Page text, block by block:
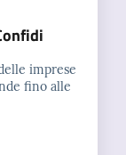
imprese
fino alle